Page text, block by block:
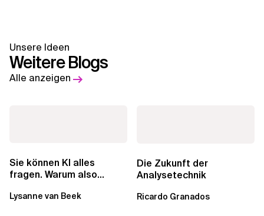
Unsere Ideen
Weitere Blogs
Alle anzeigen
Sie können KI alles
fragen. Warum also
noch?
Lysanne van Beek
Die Zukunft der
Analysetechnik
Ricardo Granados